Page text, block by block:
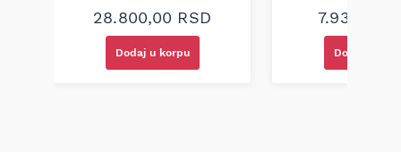
28.800,00 RSD
Dodaj u korpu
7.930,00
Dodaj u